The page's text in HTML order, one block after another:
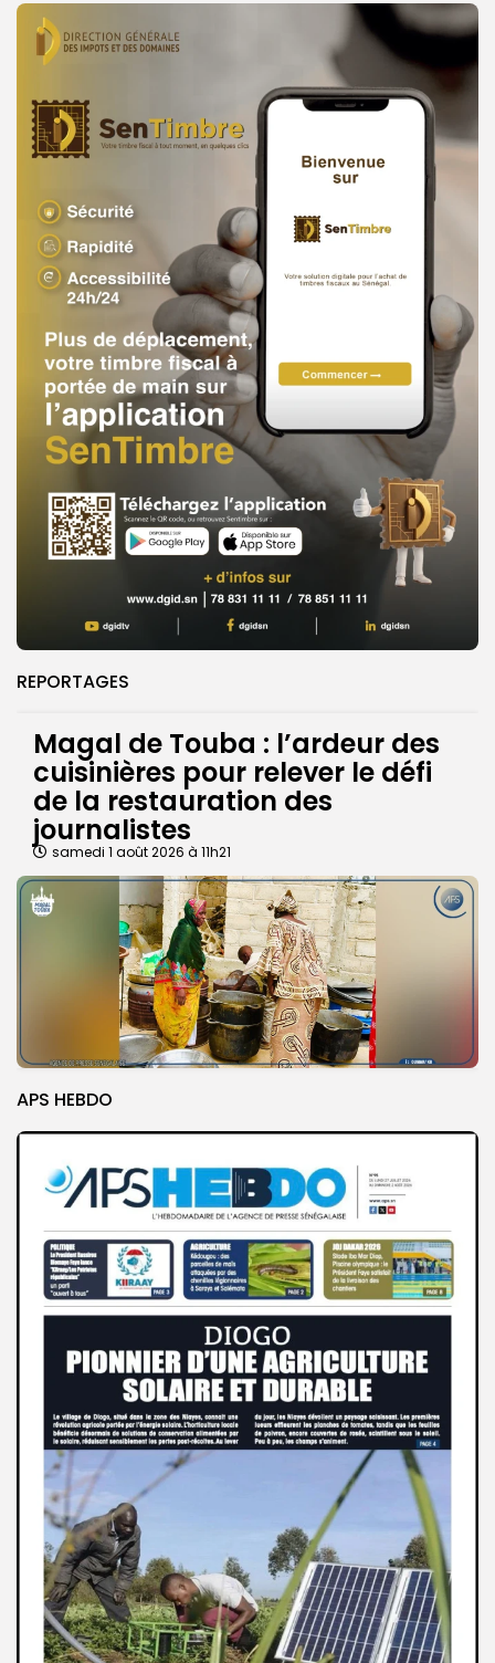
REPORTAGES
Magal de Touba : l’ardeur des
cuisinières pour relever le défi
de la restauration des
journalistes
samedi 1 août 2026 à 11h21
APS HEBDO